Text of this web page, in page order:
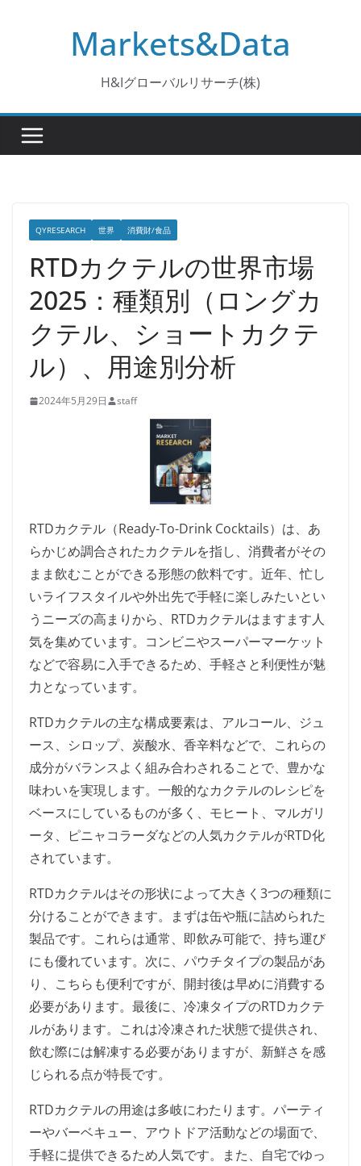
Markets&Data
H&Iグローバルリサーチ(株)
QYRESEARCH 世界 消費財/食品
RTDカクテルの世界市場
2025：種類別（ロングカ
クテル、ショートカクテ
ル）、用途別分析
2024年5月29日 staff
RTDカクテル（Ready-To-Drink Cocktails）は、あ
らかじめ調合されたカクテルを指し、消費者がその
まま飲むことができる形態の飲料です。近年、忙し
いライフスタイルや外出先で手軽に楽しみたいとい
うニーズの高まりから、RTDカクテルはますます人
気を集めています。コンビニやスーパーマーケット
などで容易に入手できるため、手軽さと利便性が魅
力となっています。
RTDカクテルの主な構成要素は、アルコール、ジュ
ース、シロップ、炭酸水、香辛料などで、これらの
成分がバランスよく組み合わされることで、豊かな
味わいを実現します。一般的なカクテルのレシピを
ベースにしているものが多く、モヒート、マルガリ
ータ、ピニャコラーダなどの人気カクテルがRTD化
されています。
RTDカクテルはその形状によって大きく3つの種類に
分けることができます。まずは缶や瓶に詰められた
製品です。これらは通常、即飲み可能で、持ち運び
にも優れています。次に、パウチタイプの製品があ
り、こちらも便利ですが、開封後は早めに消費する
必要があります。最後に、冷凍タイプのRTDカクテ
ルがあります。これは冷凍された状態で提供され、
飲む際には解凍する必要がありますが、新鮮さを感
じられる点が特長です。
RTDカクテルの用途は多岐にわたります。パーティ
ーやバーベキュー、アウトドア活動などの場面で、
手軽に提供できるため人気です。また、自宅でゆっ